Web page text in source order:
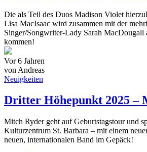
Die als Teil des Duos Madison Violet
Lisa MacIsaac wird zusammen mit der
Singer/Songwriter-Lady Sarah MacDougall
kommen!
Vor 6 Jahren
von Andreas
Neuigkeiten
Dritter Höhepunkt 2025 –
Mitch Ryder geht auf Geburtstagstour und
Kulturzentrum St. Barbara – mit einem
neuen, internationalen Band im Gepäck!